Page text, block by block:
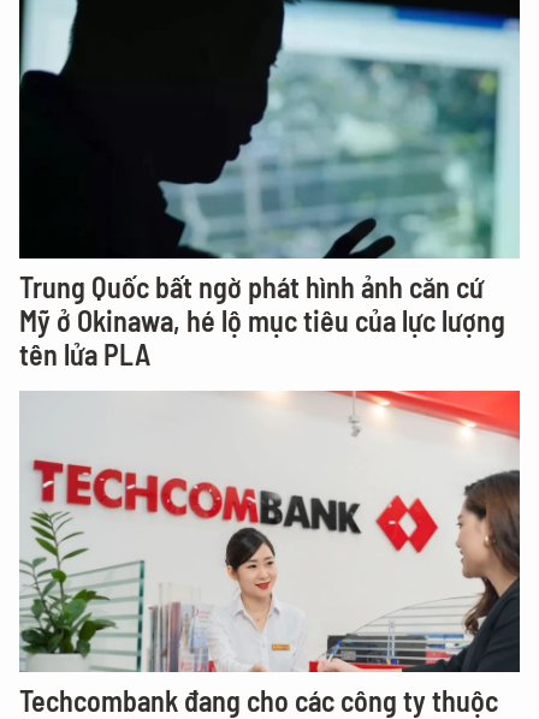
Trung Quốc bất ngờ phát hình ảnh căn cứ
Mỹ ở Okinawa, hé lộ mục tiêu của lực lượng
tên lửa PLA
Techcombank đang cho các công ty thuộc